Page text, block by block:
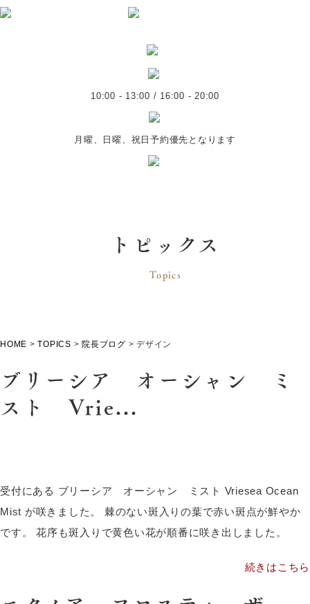
10:00 - 13:00 / 16:00 - 20:00
月曜、日曜、祝日予約優先となります
トピックス
Topics
HOME >TOPICS > 院長ブログ > デザイン
ブリーシア オーシャン ミ
スト Vrie...
受付にある ブリーシア オーシャン ミスト Vriesea Ocean
Mist が咲きました。 棘のない斑入りの葉で赤い斑点が鮮やか
です。 花序も斑入りで黄色い花が順番に咲き出しました。
続きはこちら